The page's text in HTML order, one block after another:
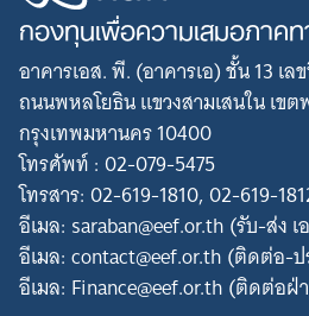
กองทุนเพื่อความเสมอภาค
อาคารเอส. พี. (อาคารเอ) ชั้น 13 เล
ถนนพหลโยธิน แขวงสามเสนใน เข
กรุงเทพมหานคร 10400
โทรศัพท์ : 02-079-5475
โทรสาร: 02-619-1810, 02-619-
อีเมล: saraban@eef.or.th (รับ-ส่ง เ
อีเมล: contact@eef.or.th (ติดต่อ-
อีเมล: Finance@eef.or.th (ติดต่อ